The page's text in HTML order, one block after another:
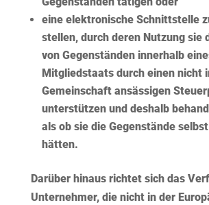
eine elektronische Schnittstelle
stellen, durch deren Nutzung sie
von Gegenständen innerhalb
Mitgliedstaats durch einen nicht
Gemeinschaft ansässigen
unterstützen und deshalb
als ob sie die Gegenstände
hätten.
Darüber hinaus richtet sich das
Unternehmer, die nicht in der